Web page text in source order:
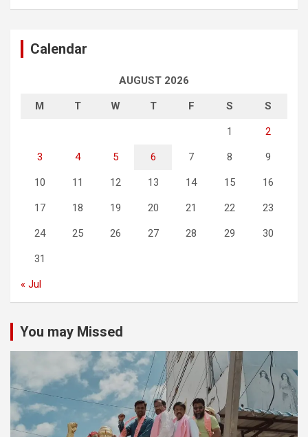
Calendar
AUGUST 2026
M T W T F S S
1 2
3 4 5 6 7 8 9
10 11 12 13 14 15 16
17 18 19 20 21 22 23
24 25 26 27 28 29 30
31
« Jul
You may Missed